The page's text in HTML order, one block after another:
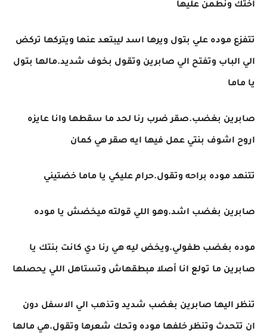
اختك ونطمن عليها
تتفزع موده علي بتول ويرها اسد ليبتعد عنها ويتركها تركض
الي الباب وتفتح الي صابرين وتقول بخوف شديد.مالها بتول
يا ماما
صابرين بغضب.صقر ضرب رنا لحد ما سقطها وانا عايزه
اروح اشوف بنتي عمل فيها ايه صقر هي كمان
تتنهد موده براحه وتقول.حرام عليكي يا ماما خضتيني
صابرين بغضب اشد.وهو اللي قولته ميخضش يا موده
موده بغضب طفولي.ويخض ليه هي رنا دي كانت بنتك يا
صابرين ما تولع انا أصلا مبطقهاش وتستاهل اللي يحصلها
تنظر اليها صابرين بغضب شديد وتذهب الي الاسفل دون
ان تتحدث وتنظر خلفها موده وتحك شعرها وتقول.هي مالها